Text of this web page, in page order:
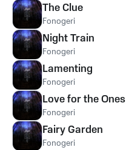
The Clue
Fonogeri
Night Train
Fonogeri
Lamenting
Fonogeri
Love for the Ones
Fonogeri
Fairy Garden
Fonogeri